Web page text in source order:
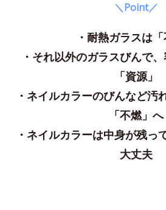
＼Point／
・耐熱ガラスは「
・それ以外のガラスびんで
「資源」
・ネイルカラーのびんなど汚
「不燃」へ
・ネイルカラーは中身が残っ
大丈夫